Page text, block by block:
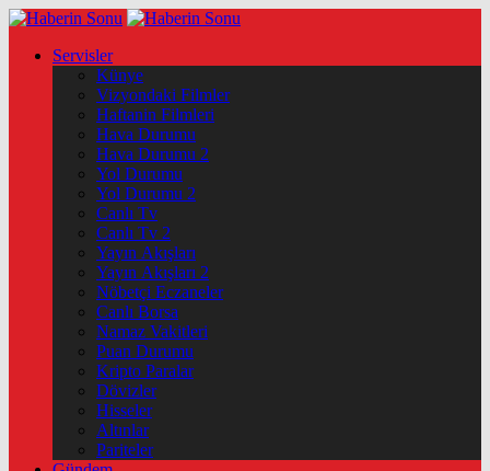
Servisler
Künye
Vizyondaki Filmler
Haftanin Filmleri
Hava Durumu
Hava Durumu 2
Yol Durumu
Yol Durumu 2
Canlı Tv
Canlı Tv 2
Yayın Akışları
Yayın Akışları 2
Nöbetçi Eczaneler
Canlı Borsa
Namaz Vakitleri
Puan Durumu
Kripto Paralar
Dövizler
Hisseler
Altınlar
Pariteler